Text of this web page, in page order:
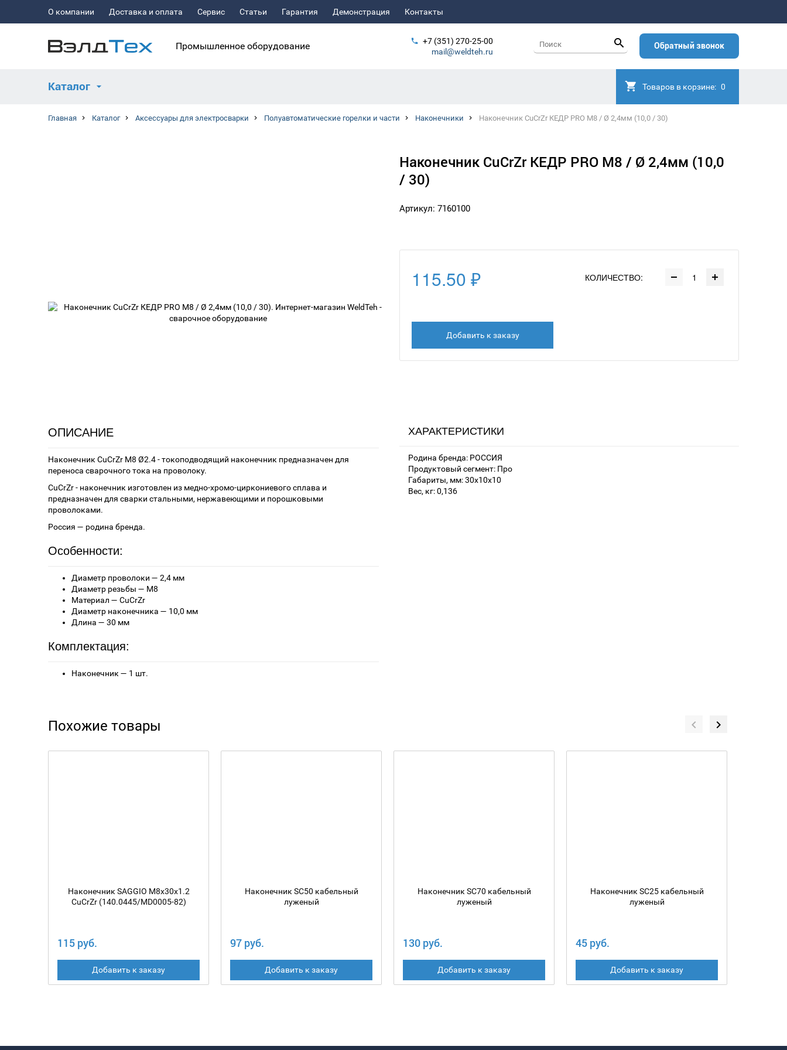
О компании Доставка и оплата Сервис Статьи Гарантия Демонстрация Контакты
Промышленное оборудование
+7 (351) 270-25-00
mail@weldteh.ru
Обратный звонок
Каталог Товаров в корзине: 0
Главная Каталог Аксессуары для электросварки Полуавтоматические горелки и части Наконечники Наконечник CuCrZr КЕДР PRO M8 / Ø 2,4мм (10,0 / 30)
Наконечник CuCrZr КЕДР PRO M8 / Ø 2,4мм (10,0
/ 30)
Артикул: 7160100
115.50 ₽ КОЛИЧЕСТВО:
Добавить к заказу
ОПИСАНИЕ
Наконечник CuCrZr М8 Ø2.4 - токоподводящий наконечник предназначен для
переноса сварочного тока на проволоку.
CuCrZr - наконечник изготовлен из медно-хромо-циркониевого сплава и
предназначен для сварки стальными, нержавеющими и порошковыми
проволоками.
Россия — родина бренда.
Особенности:
Диаметр проволоки — 2,4 мм
Диаметр резьбы — М8
Материал — CuCrZr
Диаметр наконечника — 10,0 мм
Длина — 30 мм
Комплектация:
Наконечник — 1 шт.
ХАРАКТЕРИСТИКИ
Родина бренда: РОССИЯ
Продуктовый сегмент: Про
Габариты, мм: 30х10х10
Вес, кг: 0,136
Похожие товары
Наконечник SAGGIO M8х30х1.2
CuCrZr (140.0445/MD0005-82)
115 руб.
Добавить к заказу
Наконечник SC50 кабельный
луженый
97 руб.
Добавить к заказу
Наконечник SC70 кабельный
луженый
130 руб.
Добавить к заказу
Наконечник SC25 кабельный
луженый
45 руб.
Добавить к заказу